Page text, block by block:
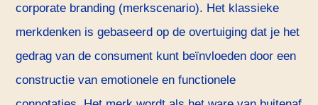
corporate branding (merkscenario). Het klassieke
merkdenken is gebaseerd op de overtuiging dat je het
gedrag van de consument kunt beïnvloeden door een
constructie van emotionele en functionele